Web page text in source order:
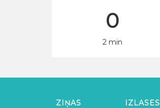
0
2 min
ZIŅAS IZLASES